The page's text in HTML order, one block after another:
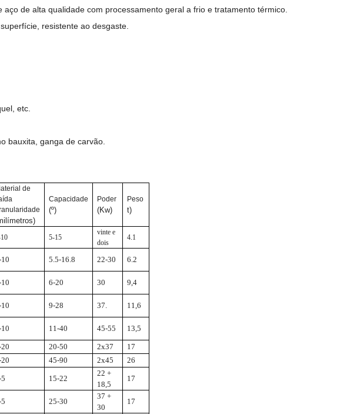
de alta qualidade com processamento geral a frio e tratamento térmico.
resistente ao desgaste.
etc.
bauxita, ganga de carvão.
de
Capacidade
(º)
Poder
(Kw)
Peso
t)
5-15
vinte e
dois
4.1
5.5-16.8 22-30
6.2
6-20 30
9,4
9-28 37.
11,6
11-40 45-55 13,5
20-50 2x37
17
45-90 2x45
26
15-22
22 +
18,5
17
25-30
37 +
30
17